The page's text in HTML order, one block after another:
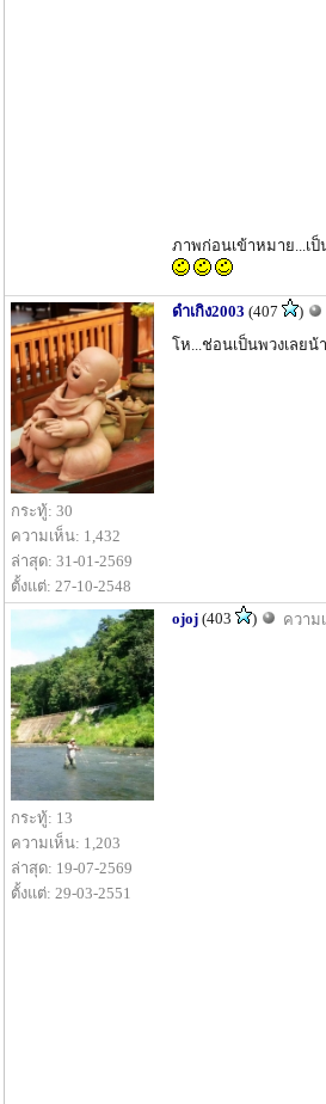
ภาพก่อนเข้าหมาย...เ
กระทู้: 30
ความเห็น: 1,432
ล่าสุด: 31-01-2569
ตั้งแต่: 27-10-2548
ดำเกิง2003 (407 )
โห...ช่อนเป็นพวงเลย
กระทู้: 13
ความเห็น: 1,203
ล่าสุด: 19-07-2569
ตั้งแต่: 29-03-2551
ojoj (403 ) ความ